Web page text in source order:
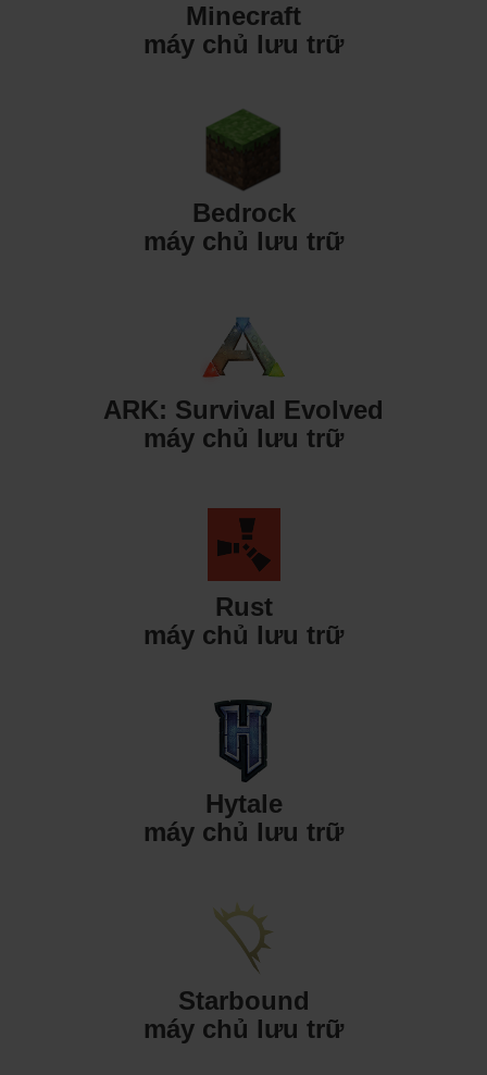
Minecraft
máy chủ lưu trữ
Bedrock
máy chủ lưu trữ
ARK: Survival Evolved
máy chủ lưu trữ
Rust
máy chủ lưu trữ
Hytale
máy chủ lưu trữ
Starbound
máy chủ lưu trữ